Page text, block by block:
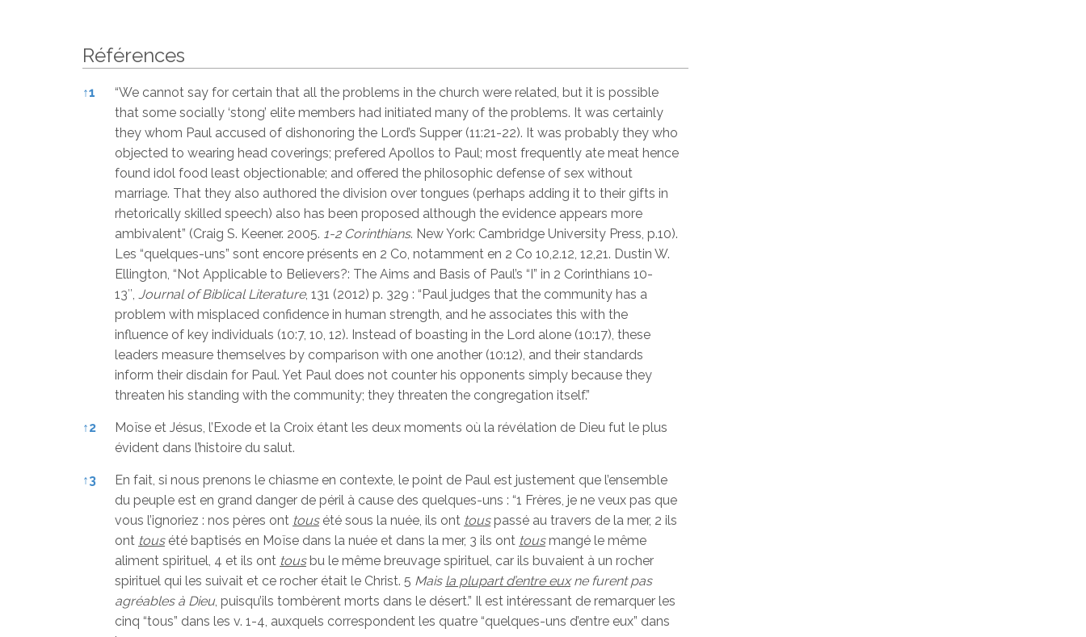
Références
Références
↑1
“We cannot say for certain that all the problems in the church were related, but it is possible
that some socially ‘stong’ elite members had initiated many of the problems. It was certainly
they whom Paul accused of dishonoring the Lord’s Supper (11:21-22). It was probably they who
objected to wearing head coverings; prefered Apollos to Paul; most frequently ate meat hence
found idol food least objectionable; and offered the philosophic defense of sex without
marriage. That they also authored the division over tongues (perhaps adding it to their gifts in
rhetorically skilled speech) also has been proposed although the evidence appears more
ambivalent” (Craig S. Keener. 2005. 1-2 Corinthians. New York: Cambridge University Press, p.10).
Les “quelques-uns” sont encore présents en 2 Co, notamment en 2 Co 10,2.12, 12,21. Dustin W.
Ellington, “Not Applicable to Believers?: The Aims and Basis of Paul’s “I” in 2 Corinthians 10-
13″, Journal of Biblical Literature, 131 (2012) p. 329 : “Paul judges that the community has a
problem with misplaced confidence in human strength, and he associates this with the
influence of key individuals (10:7, 10, 12). Instead of boasting in the Lord alone (10:17), these
leaders measure themselves by comparison with one another (10:12), and their standards
inform their disdain for Paul. Yet Paul does not counter his opponents simply because they
threaten his standing with the community; they threaten the congregation itself.”
↑2
Moïse et Jésus, l’Exode et la Croix étant les deux moments où la révélation de Dieu fut le plus
évident dans l’histoire du salut.
↑3
En fait, si nous prenons le chiasme en contexte, le point de Paul est justement que l’ensemble
du peuple est en grand danger de péril à cause des quelques-uns : “1 Frères, je ne veux pas que
vous l’ignoriez : nos pères ont tousété sous la nuée, ils ont touspassé au travers de la mer, 2 ils
ont tousété baptisés en Moïse dans la nuée et dans la mer, 3 ils ont tousmangé le même
aliment spirituel, 4 et ils ont tousbu le même breuvage spirituel, car ils buvaient à un rocher
spirituel qui les suivait et ce rocher était le Christ. 5 Mais la plupart d’entre euxne furent pas
agréables à Dieu, puisqu’ils tombèrent morts dans le désert.” Il est intéressant de remarquer les
cinq “tous” dans les v. 1-4, auxquels correspondent les quatre “quelques-uns d’entre eux” dans